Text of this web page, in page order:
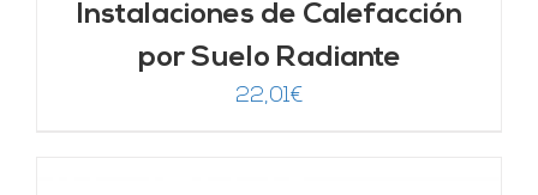
Instalaciones de Calefacción
por Suelo Radiante
22,01€